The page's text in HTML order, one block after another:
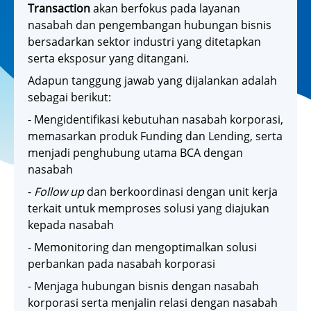
Transactionakan berfokus pada layanan
nasabah dan pengembangan hubungan bisnis
bersadarkan sektor industri yang ditetapkan
serta eksposur yang ditangani.
Adapun tanggung jawab yang dijalankan adalah
sebagai berikut:
- Mengidentifikasi kebutuhan nasabah korporasi,
memasarkan produk Funding dan Lending, serta
menjadi penghubung utama BCA dengan
nasabah
- Follow updan berkoordinasi dengan unit kerja
terkait untuk memproses solusi yang diajukan
kepada nasabah
- Memonitoring dan mengoptimalkan solusi
perbankan pada nasabah korporasi
- Menjaga hubungan bisnis dengan nasabah
korporasi serta menjalin relasi dengan nasabah